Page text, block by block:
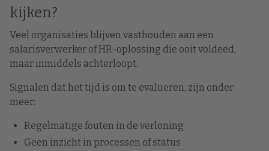
kijken?
Veel organisaties blijven vasthouden aan een
salarisverwerker of HR-oplossing die ooit voldeed,
maar inmiddels achterloopt.
Signalen dat het tijd is om te evalueren, zijn onder
meer:
Regelmatige fouten in de verloning
Geen inzicht in processen of status